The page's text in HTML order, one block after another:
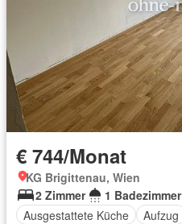
€ 744/Monat
KG Brigittenau, Wien
2 Zimmer
1 Badezimmer
Ausgestattete Küche
Aufzug